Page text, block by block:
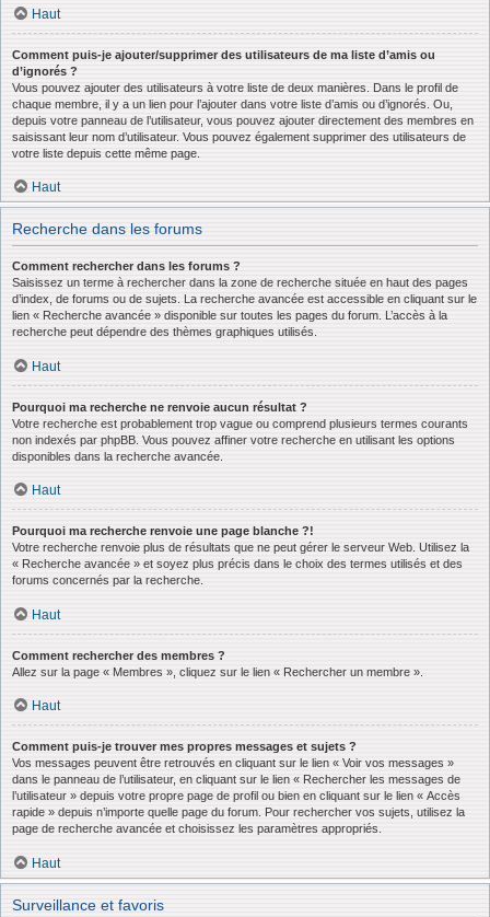
Haut
Comment puis-je ajouter/supprimer des utilisateurs de ma liste d’amis ou
d’ignorés ?
Vous pouvez ajouter des utilisateurs à votre liste de deux manières. Dans le profil de
chaque membre, il y a un lien pour l’ajouter dans votre liste d’amis ou d’ignorés. Ou,
depuis votre panneau de l’utilisateur, vous pouvez ajouter directement des membres en
saisissant leur nom d’utilisateur. Vous pouvez également supprimer des utilisateurs de
votre liste depuis cette même page.
Haut
Recherche dans les forums
Comment rechercher dans les forums ?
Saisissez un terme à rechercher dans la zone de recherche située en haut des pages
d’index, de forums ou de sujets. La recherche avancée est accessible en cliquant sur le
lien « Recherche avancée » disponible sur toutes les pages du forum. L’accès à la
recherche peut dépendre des thèmes graphiques utilisés.
Haut
Pourquoi ma recherche ne renvoie aucun résultat ?
Votre recherche est probablement trop vague ou comprend plusieurs termes courants
non indexés par phpBB. Vous pouvez affiner votre recherche en utilisant les options
disponibles dans la recherche avancée.
Haut
Pourquoi ma recherche renvoie une page blanche ?!
Votre recherche renvoie plus de résultats que ne peut gérer le serveur Web. Utilisez la
« Recherche avancée » et soyez plus précis dans le choix des termes utilisés et des
forums concernés par la recherche.
Haut
Comment rechercher des membres ?
Allez sur la page « Membres », cliquez sur le lien « Rechercher un membre ».
Haut
Comment puis-je trouver mes propres messages et sujets ?
Vos messages peuvent être retrouvés en cliquant sur le lien « Voir vos messages »
dans le panneau de l’utilisateur, en cliquant sur le lien « Rechercher les messages de
l’utilisateur » depuis votre propre page de profil ou bien en cliquant sur le lien « Accès
rapide » depuis n’importe quelle page du forum. Pour rechercher vos sujets, utilisez la
page de recherche avancée et choisissez les paramètres appropriés.
Haut
Surveillance et favoris